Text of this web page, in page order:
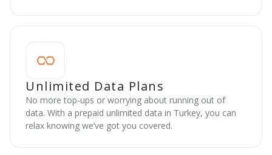
Unlimited Data Plans
No more top-ups or worrying about running out of
data. With a prepaid unlimited data in Turkey, you can
relax knowing we’ve got you covered.